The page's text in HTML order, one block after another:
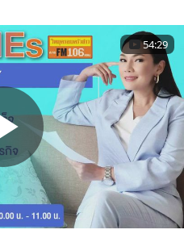
54:29